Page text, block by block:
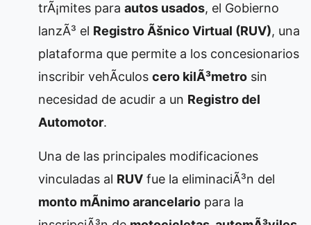
trÃ¡mites para autos usados, el Gobierno
lanzÃ³ el Registro Ãšnico Virtual (RUV), una
plataforma que permite a los concesionarios
inscribir vehÃ­culos cero kilÃ³metro sin
necesidad de acudir a un Registro del
Automotor.
Una de las principales modificaciones
vinculadas al RUV fue la eliminaciÃ³n del
monto mÃ­nimo arancelario para la